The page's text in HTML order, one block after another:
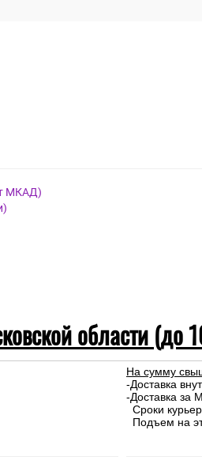
МКАД)
области
На сумму
-Доставка
-Доставка за
Сроки
Подъем на